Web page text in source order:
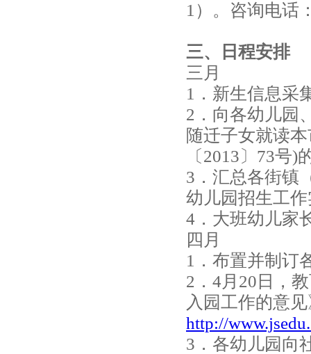
1）。咨询电话
三、日程安排
三月
1．新生信息采
2．向各幼儿园
随迁子女就读
〔2013〕73号
3．汇总各街镇
幼儿园招生工
4．大班幼儿家
四月
1．布置并制订
2．4月20日，
入园工作的意
http://
3．各幼儿园向